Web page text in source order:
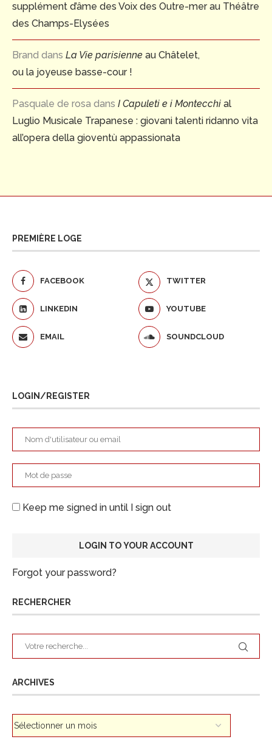
supplément d’âme des Voix des Outre-mer au Théâtre
des Champs-Elysées
Brand dans La Vie parisienne au Châtelet,
ou la joyeuse basse-cour !
Pasquale de rosa dans I Capuleti e i Montecchi al
Luglio Musicale Trapanese : giovani talenti ridanno vita
all’opera della gioventù appassionata
PREMIÈRE LOGE
FACEBOOK TWITTER
LINKEDIN YOUTUBE
EMAIL SOUNDCLOUD
LOGIN/REGISTER
Keep me signed in until I sign out
Forgot your password?
RECHERCHER
ARCHIVES